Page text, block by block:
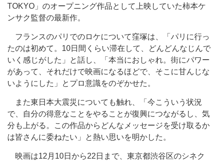
TOKYO」のオープニング作品として上映していた柿本ケ
ンサク監督の最新作。
フランスのパリでのロケについて窪塚は、「パリに行っ
たのは初めて。10日間くらい滞在して、どんどんなじんで
いく感じがした」と話し、「本当におしゃれ。街にパワー
があって、それだけで映画になるほどで、そこに甘んじな
いようにした」とプロ意識をのぞかせた。
また東日本大震災についても触れ、「今こういう状況
で、自分の得意なことをやることが復興につながるし、気
分も上がる。この作品からどんなメッセージを受け取るか
は皆さんに委ねたい」と熱い思いを明かした。
映画は12月10日から22日まで、東京都渋谷区のシネク